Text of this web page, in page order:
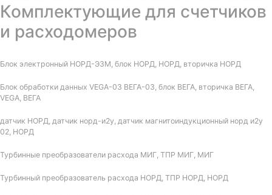
Комплектующие для счетчиков
и расходомеров
Блок электронный НОРД-Э3М, блок НОРД, НОРД, вторичка НОРД
Блок обработки данных VEGA-03 ВЕГА-03, блок ВЕГА, вторичка ВЕГА,
VEGA, ВЕГА
датчик НОРД, датчик норд-и2у, датчик магнитоиндукционный норд и2у
02, НОРД
Турбинные преобразователи расхода МИГ, ТПР МИГ, МИГ
Турбинный преобразователь расхода НОРД, ТПР НОРД, НОРД